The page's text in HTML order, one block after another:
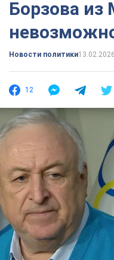
Борзова из
Новости политики
12